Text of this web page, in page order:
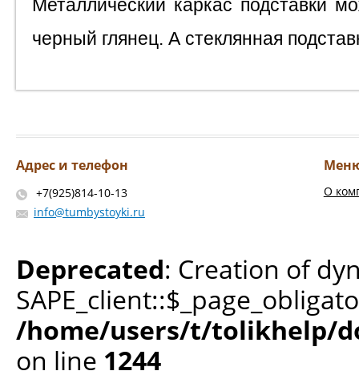
Металлический каркас подставки
черный глянец. А стеклянная
Адрес и телефон
+7(925)814-10-13
info@tumbystoyki.ru
О
Deprecated: Creation of
/home/users/t/tolikhelp/
on line 1244